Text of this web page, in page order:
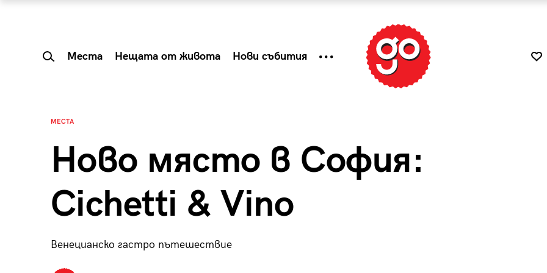
Места Нещата от живота Нови събития
МЕСТА
Ново място в София:
Cichetti & Vino
Венецианско гастро пътешествие
Summer Prelude: как